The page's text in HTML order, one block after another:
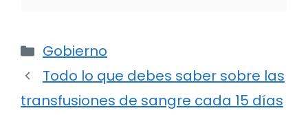
Categorías
Gobierno
Todo lo que debes saber sobre las
transfusiones de sangre cada 15 días